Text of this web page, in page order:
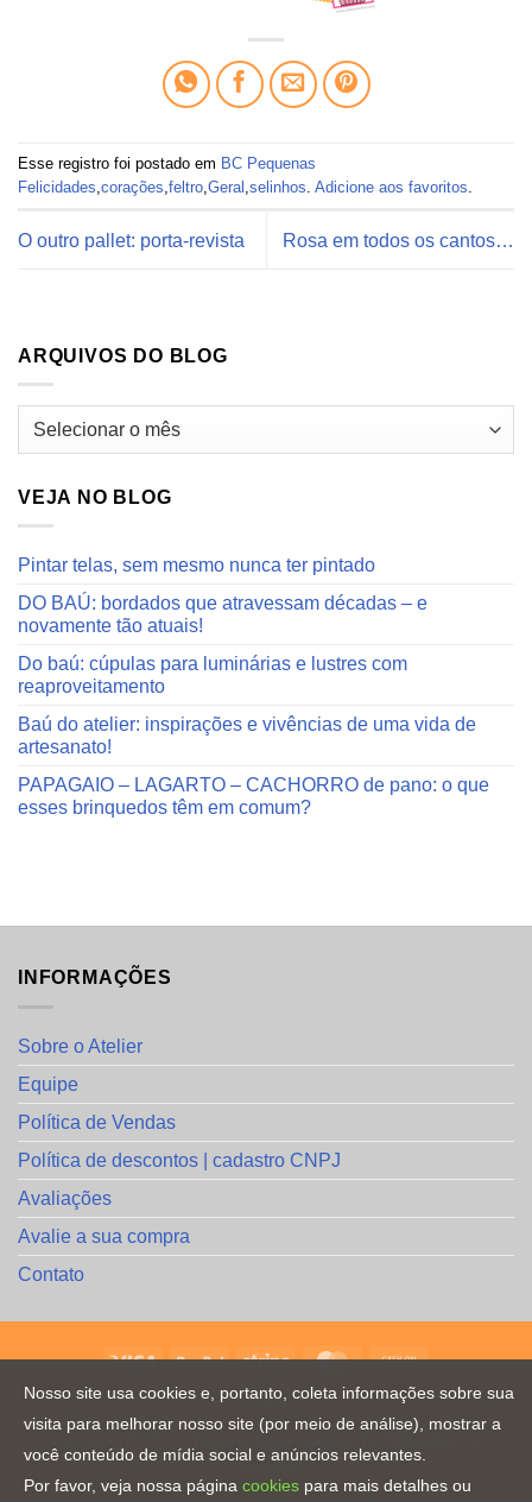
Esse registro foi postado em BC Pequenas
Felicidades corações feltro Geral selinhos Adicione aos favoritos
O outro pallet: porta-revista Rosa em todos os cantos…
ARQUIVOS DO BLOG
Arquivos
VEJA NO BLOG
Pintar telas, sem mesmo nunca ter pintado
DO BAÚ: bordados que atravessam décadas – e
novamente tão atuais!
Do baú: cúpulas para luminárias e lustres com
reaproveitamento
Baú do atelier: inspirações e vivências de uma vida de
artesanato!
PAPAGAIO – LAGARTO – CACHORRO de pano: o que
esses brinquedos têm em comum?
INFORMAÇÕES
Sobre o Atelier
Equipe
Política de Vendas
Política de descontos | cadastro CNPJ
Avaliações
Avalie a sua compra
Contato
HOME
Copyright [2023] © Direitos Reservados
CRiações em
Familia
Nosso site usa cookies e, portanto, coleta informações sobre sua
visita para melhorar nosso site (por meio de análise), mostrar a
você conteúdo de mídia social e anúncios relevantes.
Por favor, veja nossa página cookies para mais detalhes ou